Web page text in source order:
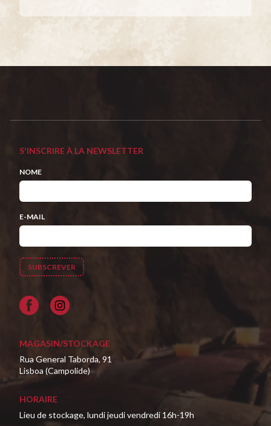
S'INSCRIRE À LA NEWSLETTER
NOME
E-MAIL
Facebook
MAGASIN/STOCKAGE
Rua General Taborda, 91
Lisboa (Campolide)
HORAIRE
Lieu de stockage, lundi jeudi vendredi 16h-19h